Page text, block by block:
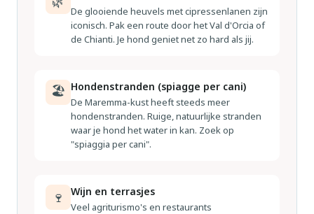
Wandelgebied Antro del Corchia Levigliani 22 km. Auto
noodzakelijk. Eigenaar woont in apart huisgedeelte.
De glooiende heuvels met cipressenlanen zijn
iconisch. Pak een route door het Val d'Orcia of
de Chianti. Je hond geniet net zo hard als jij.
🏖 Hondenstranden (spiagge per cani)
De Maremma-kust heeft steeds meer
hondenstranden. Ruige, natuurlijke stranden
waar je hond het water in kan. Zoek op
"spiaggia per cani".
🍷 Wijn en terrasjes
Veel agriturismo's en restaurants